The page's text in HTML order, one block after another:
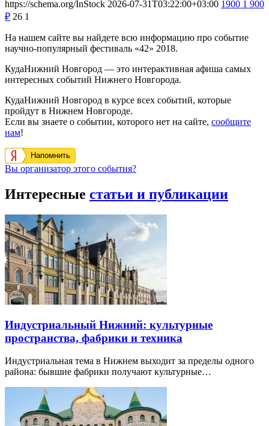
https://schema.org/InStock 2026-07-31T03:22:00+03:00 1900 1 900
₽ 26 1
На нашем сайте вы найдете всю информацию про событие
научно-популярный фестиваль «42» 2018.
КудаНижний Новгород — это интерактивная афиша самых
интересных событий Нижнего Новгорода.
КудаНижний Новгород в курсе всех событий, которые
пройдут в Нижнем Новгороде.
Если вы знаете о событии, которого нет на сайте, сообщите
нам!
Напомнить
Вы организатор этого события?
Интересные статьи и публикации
Индустриальный Нижний: культурные
пространства, фабрики и техника
Индустриальная тема в Нижнем выходит за пределы одного
района: бывшие фабрики получают культурные…